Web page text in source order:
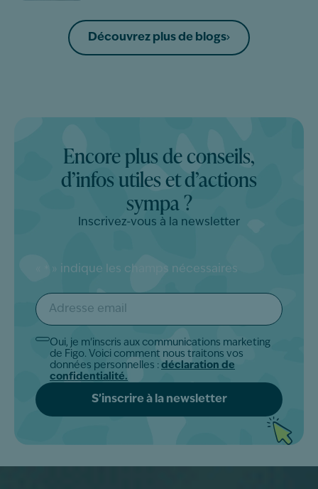
Découvrez plus de blogs
Encore plus de conseils,
d’infos utiles et d’actions
sympa ?
Inscrivez-vous à la newsletter
» indique les champs nécessaires
Adresse
email
*
Akkoord
Oui, je m'inscris aux communications marketing
de Figo. Voici comment nous traitons vos
données personnelles : déclaration de
confidentialité.